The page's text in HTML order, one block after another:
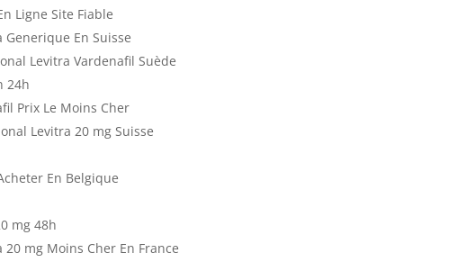
Ligne Site Fiable
En Suisse
Levitra Vardenafil Suède
24h
Prix Le Moins Cher
Levitra 20 mg Suisse
En Belgique
mg 48h
mg Moins Cher En France